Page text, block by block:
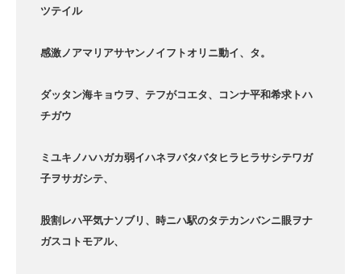
ツテイル
感激ノアマリアサヤンノイフトオリニ動イ、タ。
ダッタン海キョウヲ、テフがコエタ、コンナ平和希求トハ
チガウ
ミユキノハハガカ弱イハネヲバタバタヒラヒラサシテワガ
子ヲサガシテ、
股割レハ平気ナソブリ、時ニハ駅のタテカンバンニ眼ヲナ
ガスコトモアル、